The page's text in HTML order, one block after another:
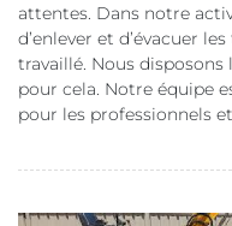
attentes. Dans notre
d’enlever et d’évacuer
travaillé. Nous
pour cela. Notre équipe
pour les professionnels